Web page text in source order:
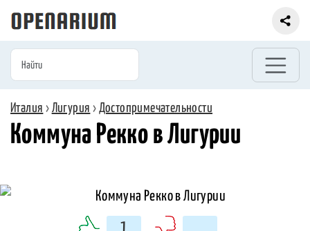
Италия › Лигурия › Достопримечательности
Коммуна Рекко в Лигурии